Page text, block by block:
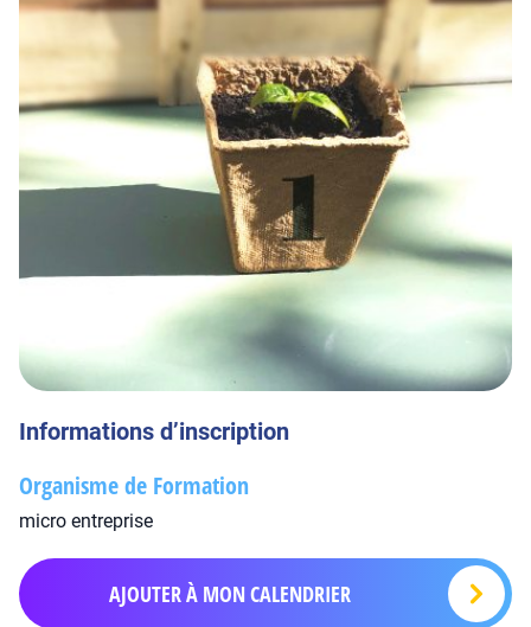
Informations d’inscription
Organisme de Formation
micro entreprise
AJOUTER À MON CALENDRIER